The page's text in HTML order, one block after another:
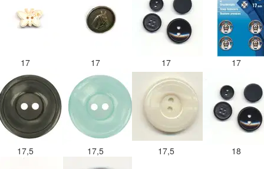
17 17 17 17
17,5 17,5 17,5 18